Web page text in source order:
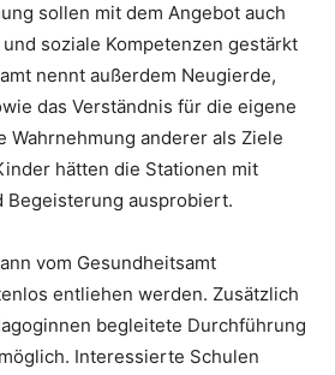
sollen mit dem Angebot auch
soziale Kompetenzen gestärkt
nennt außerdem Neugierde,
das Verständnis für die eigene
Wahrnehmung anderer als Ziele
hätten die Stationen mit
Begeisterung ausprobiert.
vom Gesundheitsamt
entliehen werden. Zusätzlich
begleitete Durchführung
Interessierte Schulen